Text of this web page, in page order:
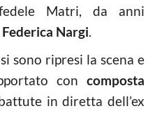
Matri, da anni
Federica Nargi.
sono ripresi la scena e
con composta
in diretta dell’ex